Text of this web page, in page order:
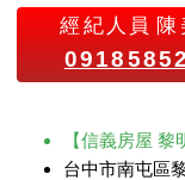
經紀人員 陳
【信義房屋
台中市南屯區